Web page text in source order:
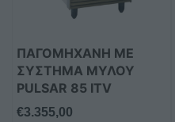
ΠΑΓΟΜΗΧΑΝΗ ΜΕ
ΣΥΣΤΗΜΑ ΜΥΛΟΥ
PULSAR 85 ITV
€3.355,00